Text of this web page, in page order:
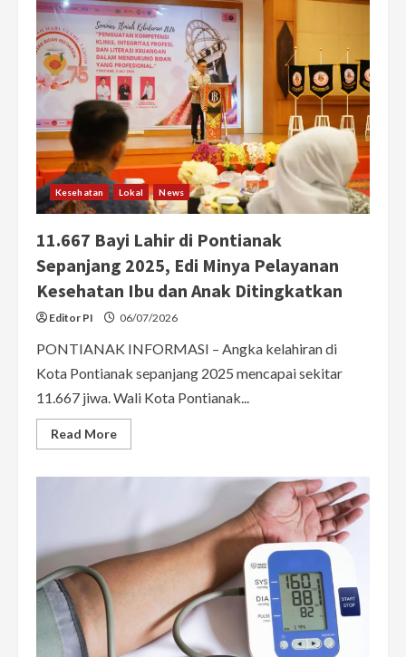
Dinkes
Pontianak
Temukan
42
Kasus
Baru
HIV-
AIDS
pada
2026
Kesehatan Lokal News
11.667 Bayi Lahir di Pontianak
Sepanjang 2025, Edi Minya Pelayanan
Kesehatan Ibu dan Anak Ditingkatkan
Editor PI 06/07/2026
PONTIANAK INFORMASI – Angka kelahiran di
Kota Pontianak sepanjang 2025 mencapai sekitar
11.667 jiwa. Wali Kota Pontianak...
Read MoreRead
more
Pontianak
Sepanjang
2025,
Edi
Minya
Pelayanan
Kesehatan
Anak
Ditingkatkan